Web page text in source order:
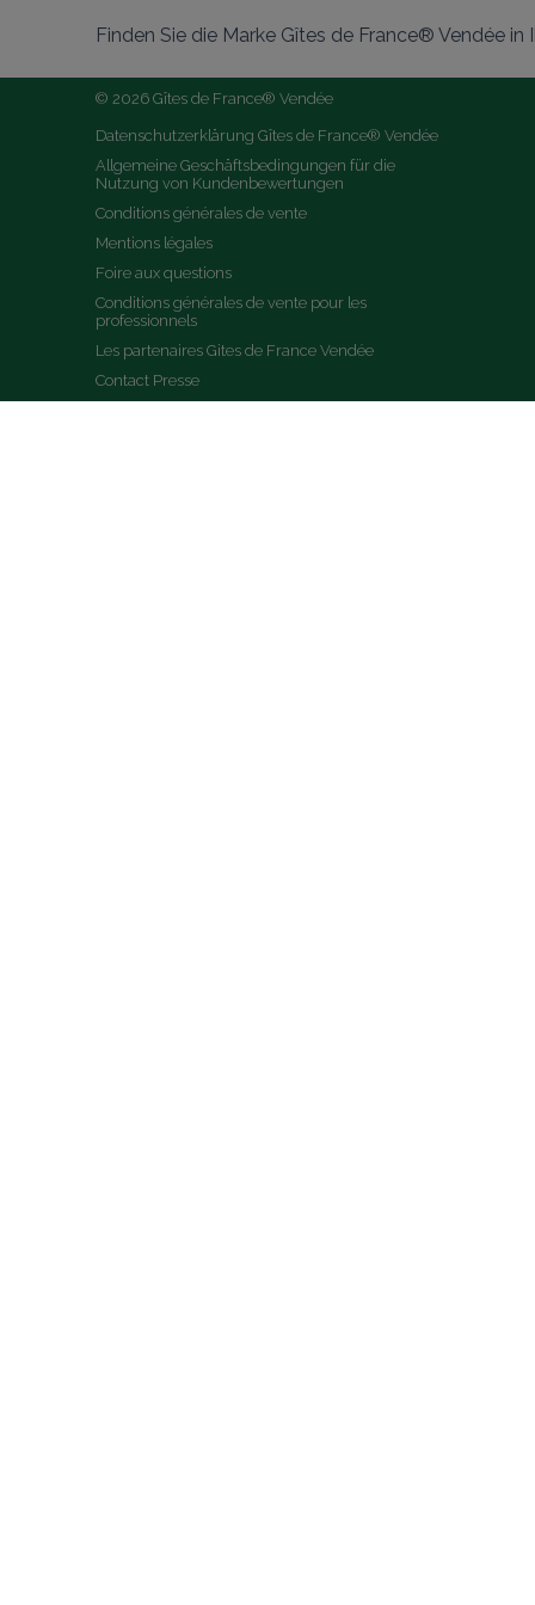
Finden Sie die Marke Gîtes de France® Vendée
© 2026 Gîtes de France® Vendée
Datenschutzerklärung Gîtes de France® Vendée
Allgemeine Geschäftsbedingungen für die
Nutzung von Kundenbewertungen
Conditions générales de vente
Mentions légales
Foire aux questions
Conditions générales de vente pour les
professionnels
Les partenaires Gites de France Vendée
Contact Presse